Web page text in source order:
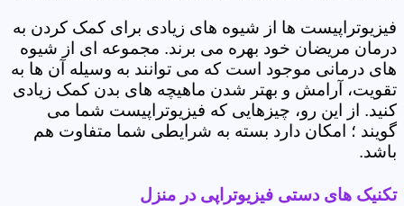
فیزیوتراپیست ها از شیوه های زیادی برای کمک کردن به
درمان مریضان خود بهره می برند. مجموعه ای از شیوه
های درمانی موجود است که می توانند به وسیله آن ها به
تقویت، آرامش و بهتر شدن ماهیچه های بدن کمک زیادی
کنید. از این رو، چیزهایی که فیزیوتراپیست شما می
گویند ؛ امکان دارد بسته به شرایطی شما متفاوت هم
باشد.
تکنیک های دستی فیزیوتراپی در منزل